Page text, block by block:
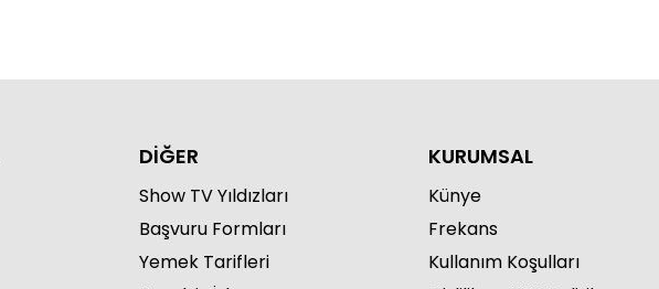
DİĞER
Show TV Yıldızları
Başvuru Formları
Yemek Tarifleri
KURUMSAL
Künye
Frekans
Kullanım Koşulları